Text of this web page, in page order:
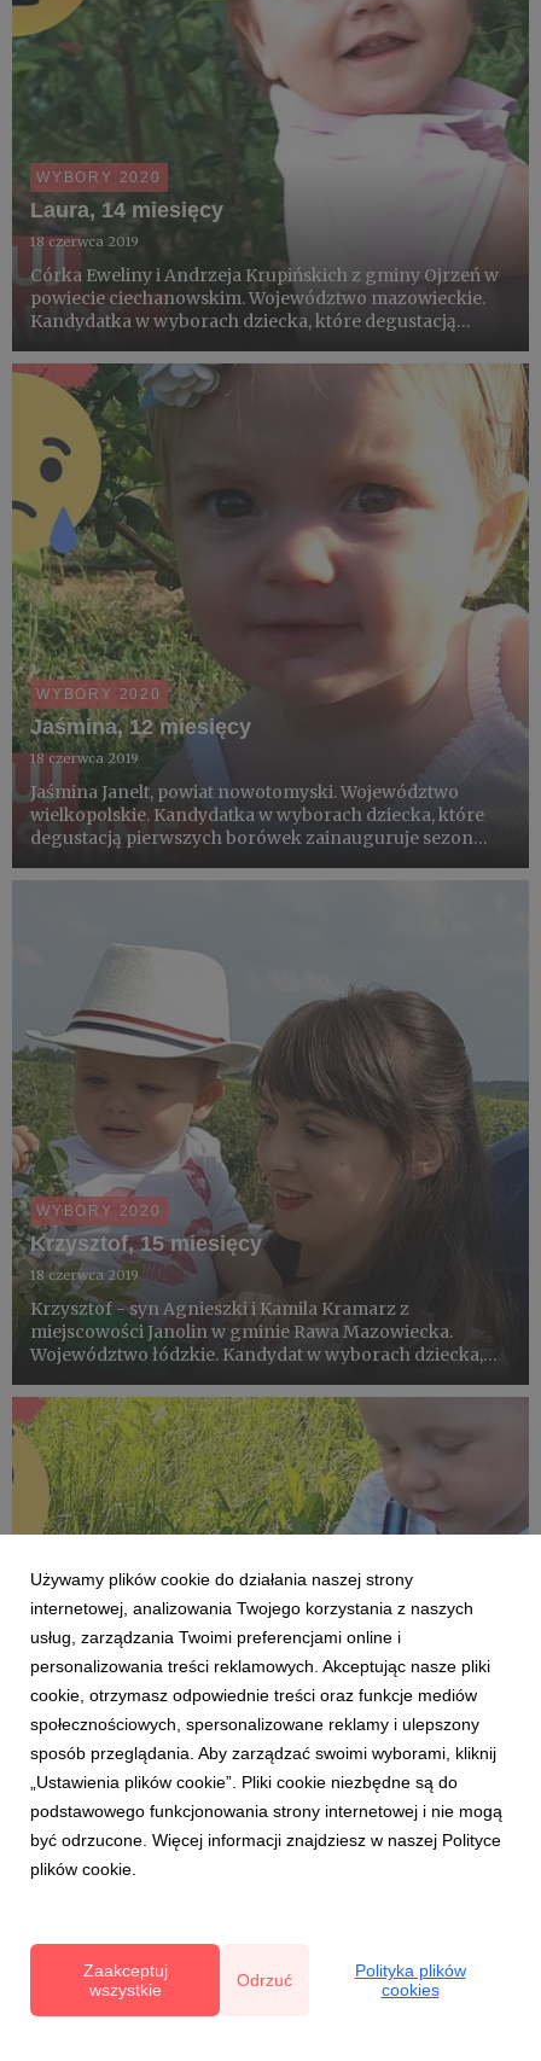
WYBORY 2020
Laura, 14 miesięcy
18 czerwca 2019
Córka Eweliny i Andrzeja Krupińskich z gminy Ojrzeń w
powiecie ciechanowskim. Województwo mazowieckie.
Kandydatka w wyborach dziecka, które degustacją
WYBORY 2020
Jaśmina, 12 miesięcy
18 czerwca 2019
Jaśmina Janelt, powiat nowotomyski. Województwo
wielkopolskie. Kandydatka w wyborach dziecka, które
degustacją pierwszych borówek zainauguruje sezon
WYBORY 2020
Krzysztof, 15 miesięcy
18 czerwca 2019
Krzysztof - syn Agnieszki i Kamila Kramarz z
miejscowości Janolin w gminie Rawa Mazowiecka.
Województwo łódzkie. Kandydat w wyborach dziecka,
sezon 2019.
WYBORY 2020
Tymoteusz, 11 miesięcy
18 czerwca 2019
Tymoteusz Biel ze wsi Zawadka, gmina Wadowice.
Województwo małopolskie. Kandydat w wyborach
dziecka, które degustacją pierwszych borówek
Używamy plików cookie do działania naszej strony
internetowej, analizowania Twojego korzystania z naszych
usług, zarządzania Twoimi preferencjami online i
personalizowania treści reklamowych. Akceptując nasze pliki
cookie, otrzymasz odpowiednie treści oraz funkcje mediów
społecznościowych, spersonalizowane reklamy i ulepszony
sposób przeglądania. Aby zarządzać swoimi wyborami, kliknij
„Ustawienia plików cookie”. Pliki cookie niezbędne są do
podstawowego funkcjonowania strony internetowej i nie mogą
być odrzucone. Więcej informacji znajdziesz w naszej Polityce
plików cookie.
Zaakceptuj
wszystkie
Odrzuć
Polityka plików
cookies